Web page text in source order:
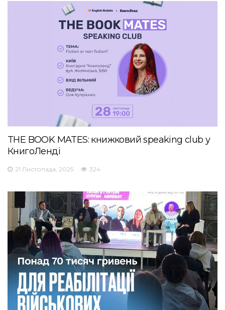
THE BOOK MATES: книжковий speaking club у
КнигоЛенді
21 Листопада, 2025 324